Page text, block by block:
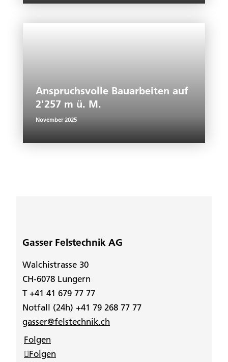
Anspruchsvolle Bauarbeiten auf
2'257 m ü. M.
November 2025
Gasser Felstechnik AG
Walchistrasse 30
CH-6078 Lungern
T +41 41 679 77 77
Notfall (24h) +41 79 268 77 77
gasser@felstechnik.ch
Folgen
Folgen